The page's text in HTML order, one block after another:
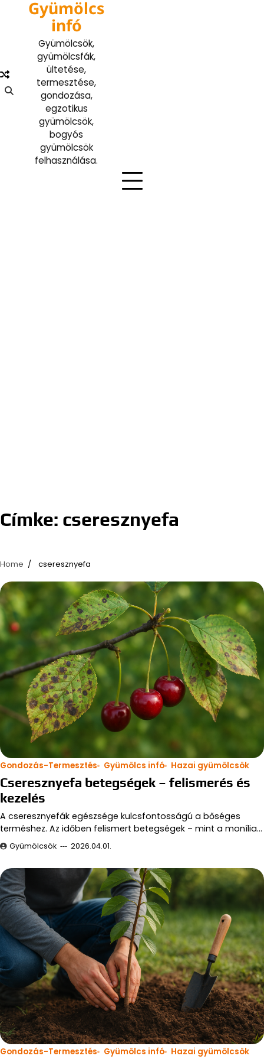
Gyümölcs
infó
Gyümölcsök,
gyümölcsfák,
ültetése,
termesztése,
gondozása,
egzotikus
gyümölcsök,
bogyós
gyümölcsök
felhasználása.
Címke: cseresznyefa
Home cseresznyefa
Gondozás-Termesztés Gyümölcs infó Hazai gyümölcsök
Cseresznyefa betegségek – felismerés és
kezelés
A cseresznyefák egészsége kulcsfontosságú a bőséges
terméshez. Az időben felismert betegségek – mint a monília…
Gyümölcsök 2026.04.01.
Gondozás-Termesztés Gyümölcs infó Hazai gyümölcsök